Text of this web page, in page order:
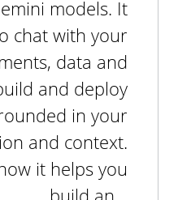
models. It
chat with your
data and
and deploy
in your
and context.
it helps you